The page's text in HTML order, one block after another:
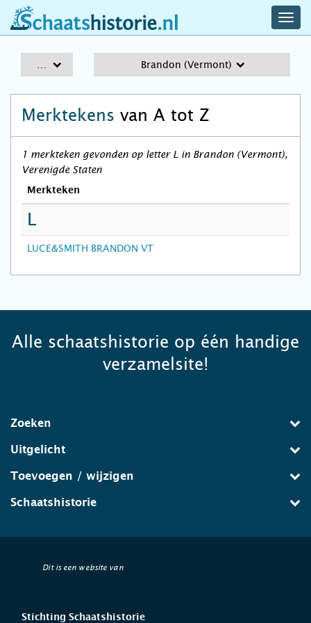
schaatshistorie.nl
Brandon (Vermont)
Merktekens van A tot Z
1 merkteken gevonden op letter L in Brandon (Vermont),
Verenigde Staten
Merkteken
L
LUCE&SMITH BRANDON VT
Alle schaatshistorie op één handige
verzamelsite!
Zoeken
Uitgelicht
Toevoegen / wijzigen
Schaatshistorie
Dit is een website van
Stichting Schaatshistorie